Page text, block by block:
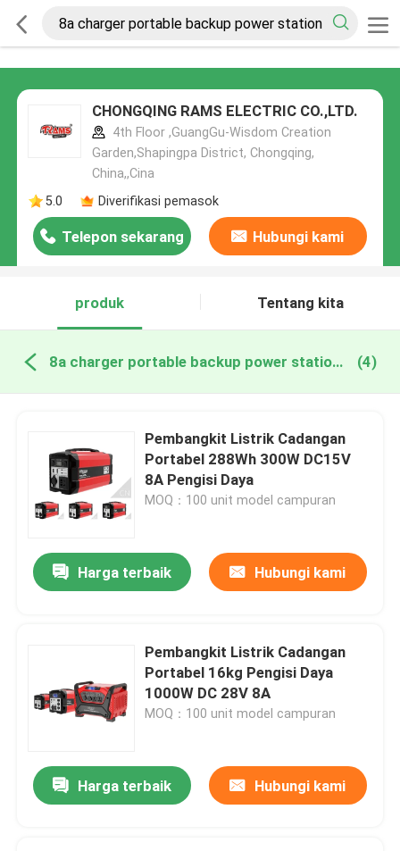
CHONGQING RAMS ELECTRIC CO.,LTD.
4th Floor ,GuangGu-Wisdom Creation
Garden,Shapingpa District, Chongqing,
China,,Cina
5.0
Diverifikasi pemasok
Telepon sekarang Hubungi kami
produk Tentang kita
8a charger portable backup power station pembuatan online (4)
Pembangkit Listrik Cadangan
Portabel 288Wh 300W DC15V
8A Pengisi Daya
MOQ：100 unit model campuran
Harga terbaik Hubungi kami
Pembangkit Listrik Cadangan
Portabel 16kg Pengisi Daya
1000W DC 28V 8A
MOQ：100 unit model campuran
Harga terbaik Hubungi kami